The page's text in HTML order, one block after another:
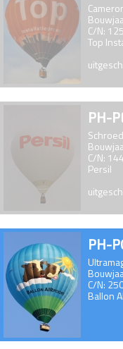
C/N:
Top
PH-
C/N: 144
Persil
PH-
C/N:
Ballon